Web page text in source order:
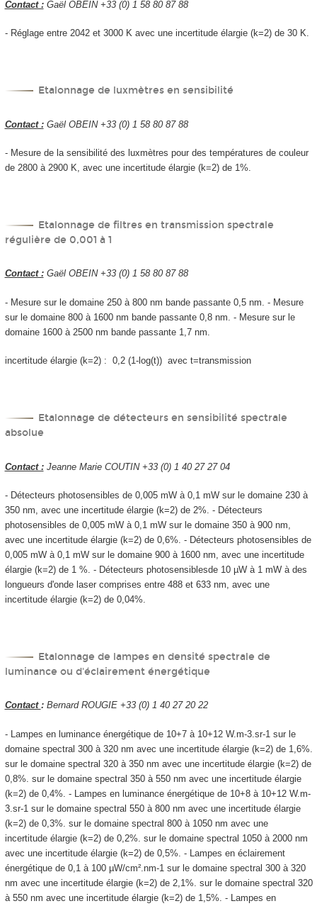
Contact :Gaël OBEIN +33 (0) 1 58 80 87 88
- Réglage entre 2042 et 3000 K avec une incertitude élargie (k=2) de 30 K.
Etalonnage de luxmètres en sensibilité
Contact :Gaël OBEIN +33 (0) 1 58 80 87 88
- Mesure de la sensibilité des luxmètres pour des températures de couleur
de 2800 à 2900 K, avec une incertitude élargie (k=2) de 1%.
Etalonnage de filtres en transmission spectrale
régulière de 0,001 à 1
Contact :Gaël OBEIN +33 (0) 1 58 80 87 88
- Mesure sur le domaine 250 à 800 nm bande passante 0,5 nm. - Mesure
sur le domaine 800 à 1600 nm bande passante 0,8 nm. - Mesure sur le
domaine 1600 à 2500 nm bande passante 1,7 nm.
incertitude élargie (k=2) : 0,2 (1-log(t)) avec t=transmission
Etalonnage de détecteurs en sensibilité spectrale
absolue
Contact :Jeanne Marie COUTIN +33 (0) 1 40 27 27 04
- Détecteurs photosensibles de 0,005 mW à 0,1 mW sur le domaine 230 à
350 nm, avec une incertitude élargie (k=2) de 2%. - Détecteurs
photosensibles de 0,005 mW à 0,1 mW sur le domaine 350 à 900 nm,
avec une incertitude élargie (k=2) de 0,6%. - Détecteurs photosensibles de
0,005 mW à 0,1 mW sur le domaine 900 à 1600 nm, avec une incertitude
élargie (k=2) de 1 %. - Détecteurs photosensiblesde 10 µW à 1 mW à des
longueurs d'onde laser comprises entre 488 et 633 nm, avec une
incertitude élargie (k=2) de 0,04%.
Etalonnage de lampes en densité spectrale de
luminance ou d'éclairement énergétique
Contact :Bernard ROUGIE +33 (0) 1 40 27 20 22
- Lampes en luminance énergétique de 10+7à 10+12W.m-3.sr-1 sur le
domaine spectral 300 à 320 nm avec une incertitude élargie (k=2) de 1,6%.
sur le domaine spectral 320 à 350 nm avec une incertitude élargie (k=2) de
0,8%. sur le domaine spectral 350 à 550 nm avec une incertitude élargie
(k=2) de 0,4%. - Lampes en luminance énergétique de 10+8à 10+12W.m-
3.sr-1 sur le domaine spectral 550 à 800 nm avec une incertitude élargie
(k=2) de 0,3%. sur le domaine spectral 800 à 1050 nm avec une
incertitude élargie (k=2) de 0,2%. sur le domaine spectral 1050 à 2000 nm
avec une incertitude élargie (k=2) de 0,5%. - Lampes en éclairement
énergétique de 0,1 à 100 µW/cm².nm-1 sur le domaine spectral 300 à 320
nm avec une incertitude élargie (k=2) de 2,1%. sur le domaine spectral 320
à 550 nm avec une incertitude élargie (k=2) de 1,5%. - Lampes en